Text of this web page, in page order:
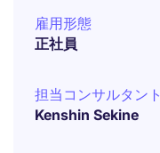
雇用形態
正社員
担当コンサルタント
Kenshin Sekine